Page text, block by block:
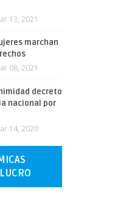
13, 2021
marchan
08, 2021
decreto
nacional por
14, 2020